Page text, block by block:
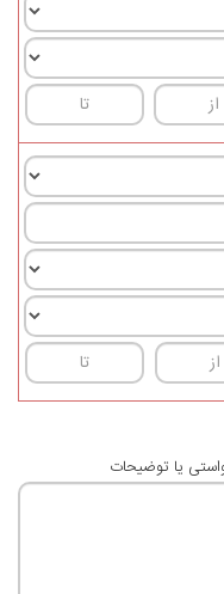
یا توضيحات